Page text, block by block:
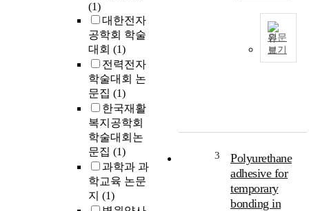
(1)
대한전자
공학회 학술
대회 (1)
전력전자
학술대회 논
문집 (1)
한국재활
복지공학회
학술대회논
문집 (1)
과학과 과
학교육 논문
지 (1)
원문
보기
3
Polyurethane
adhesive for
temporary
bonding in